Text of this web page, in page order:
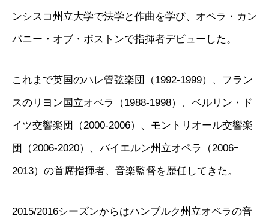
ンシスコ州立大学で法学と作曲を学び、オペラ・カン
パニー・オブ・ボストンで指揮者デビューした。
これまで英国のハレ管弦楽団（1992-1999）、フラン
スのリヨン国立オペラ（1988-1998）、ベルリン・ド
イツ交響楽団（2000-2006）、モントリオール交響楽
団（2006-2020）、バイエルン州立オペラ（2006ｰ
2013）の首席指揮者、音楽監督を歴任してきた。
2015/2016シーズンからはハンブルク州立オペラの音